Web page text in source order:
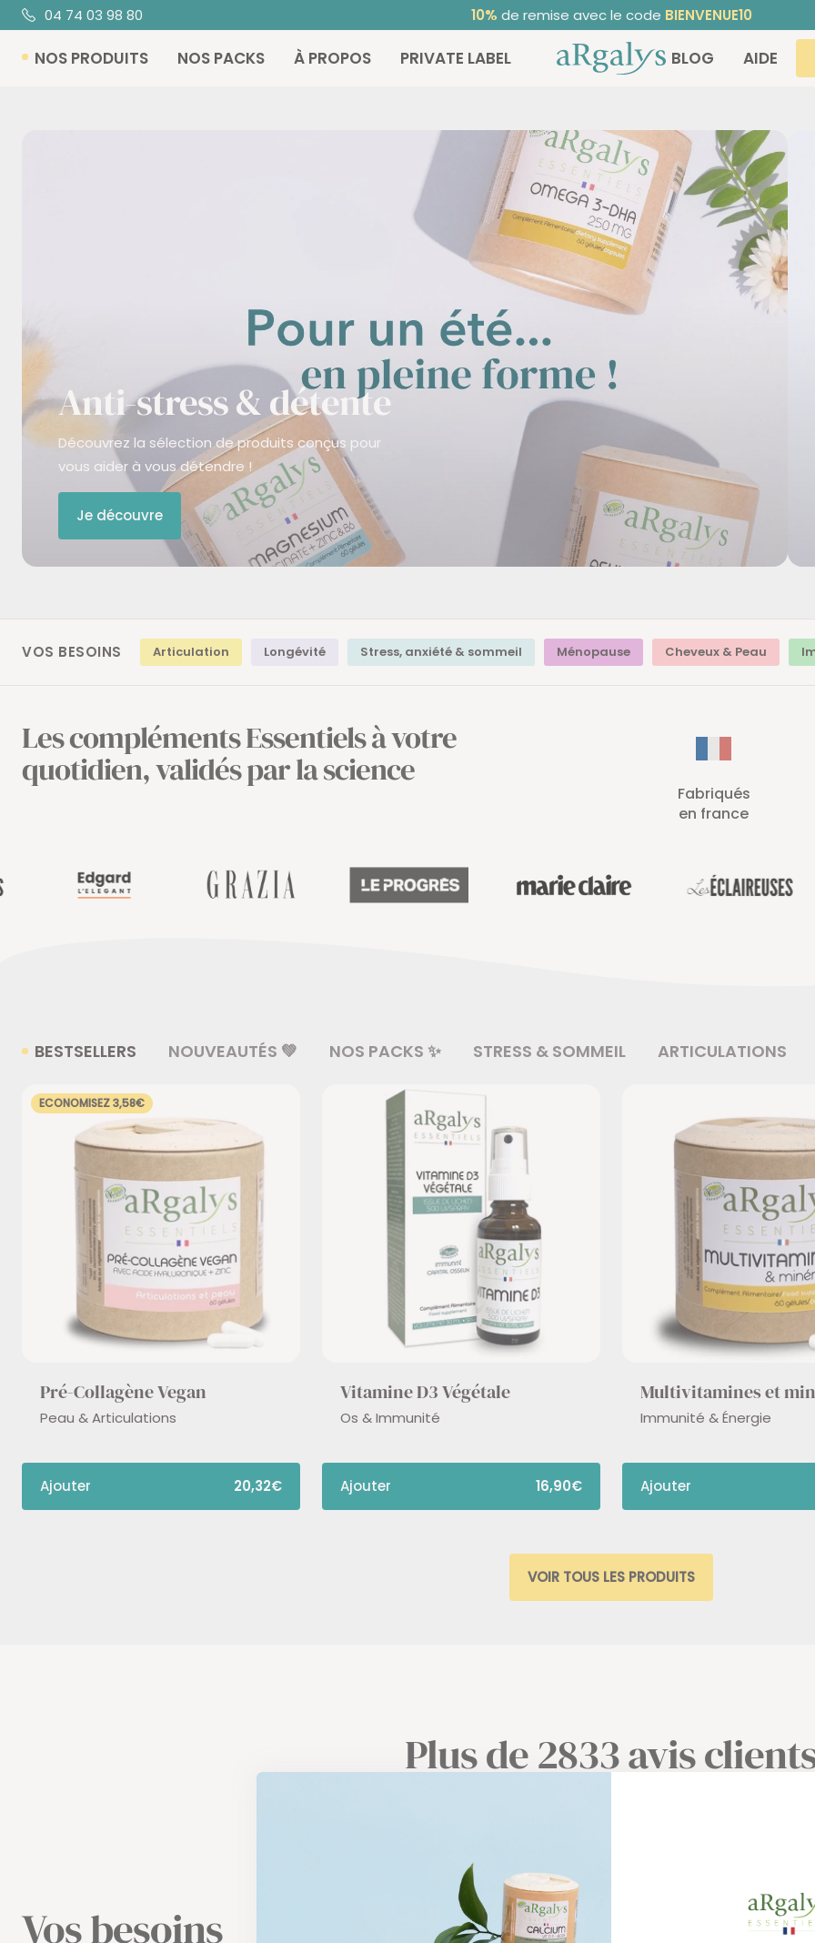
Passer
au
contenu
04 74 03 98 80 10% de remise avec le code BIENVENUE10
NOS PRODUITS NOS PACKS À PROPOS PRIVATE LABEL ARGALYS BLOG AIDE
Anti-stress & détente
Découvrez la sélection de produits conçus pour
vous aider à vous détendre !
Je découvre
VOS BESOINS Articulation Longévité Stress, anxiété & sommeil Ménopause Cheveux & Peau
Les compléments Essentiels à votre
quotidien, validés par la science
Fabriqués
en france
BESTSELLERS NOUVEAUTÉS 💚 NOS PACKS ✨ STRESS & SOMMEIL ARTICULATIONS
ECONOMISEZ 3,58€
Pré-Collagène Vegan
Peau & Articulations
Ajouter 20,32€
Vitamine D3 Végétale
Os & Immunité
Ajouter 16,90€
Multivitamines et
Immunité & Énergie
Ajouter
VOIR TOUS LES PRODUITS
Plus de 2833 avis
Vos besoins